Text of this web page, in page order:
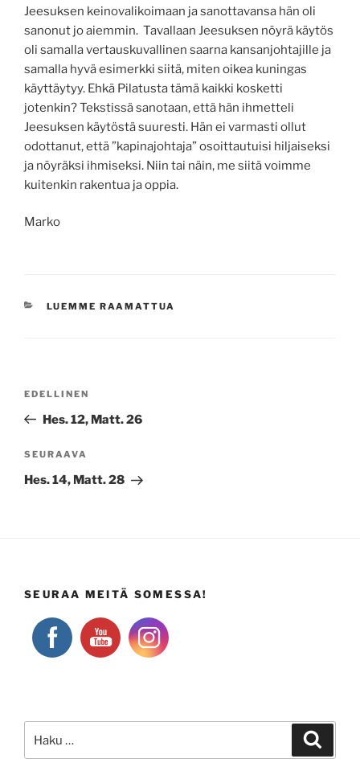
Jeesuksen keinovalikoimaan ja sanottavansa hän oli
sanonut jo aiemmin. Tavallaan Jeesuksen nöyrä käytös
oli samalla vertauskuvallinen saarna kansanjohtajille ja
samalla hyvä esimerkki siitä, miten oikea kuningas
käyttäytyy. Ehkä Pilatusta tämä kaikki kosketti
jotenkin? Tekstissä sanotaan, että hän ihmetteli
Jeesuksen käytöstä suuresti. Hän ei varmasti ollut
odottanut, että ”kapinajohtaja” osoittautuisi hiljaiseksi
ja nöyräksi ihmiseksi. Niin tai näin, me siitä voimme
kuitenkin rakentua ja oppia.
Marko
KATEGORIAT
LUEMME RAAMATTUA
Edellinen
artikkeli
EDELLINEN
Hes. 12, Matt. 26
Seuraava
artikkeli
SEURAAVA
Hes. 14, Matt. 28
SEURAA MEITÄ SOMESSA!